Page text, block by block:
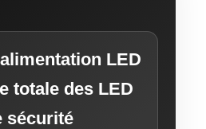
LED
totale des LED
sécurité